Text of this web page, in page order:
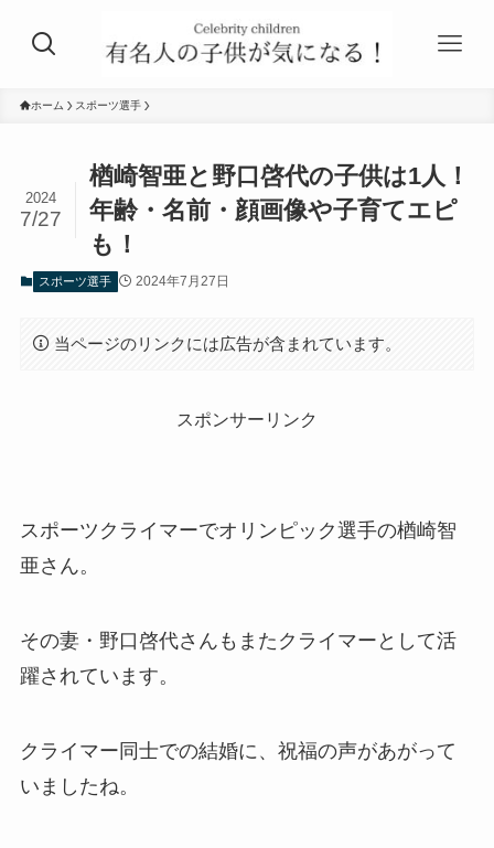
ホーム スポーツ選手
楢崎智亜と野口啓代の子供は1人！
年齢・名前・顔画像や子育てエピ
も！
2024
7/27
スポーツ選手 2024年7月27日
当ページのリンクには広告が含まれています。
スポンサーリンク
スポーツクライマーでオリンピック選手の楢崎智
亜さん。
その妻・野口啓代さんもまたクライマーとして活
躍されています。
クライマー同士での結婚に、祝福の声があがって
いましたね。